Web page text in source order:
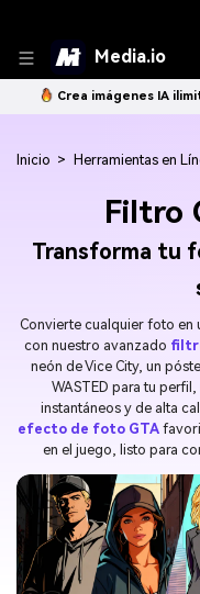
Media.io
Crea imágenes IA
Inicio > Herramientas en
Filtro
Transforma tu
Convierte cualquier foto en
con nuestro avanzado
neón de Vice City, un
WASTED para tu
instantáneos y de alta
efecto de foto GTA
en el juego, listo para